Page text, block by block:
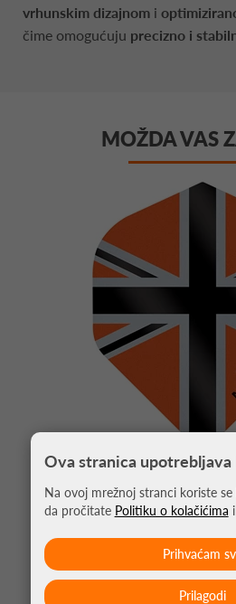
vrhunskim dizajnom i
čime omogućuju precizno i
MOŽDA VAS
PIKADO PERA ALLIANCE
NARANČASTA NO2
1,05 €
Ova stranica upotrebljava
Na ovoj mrežnoj stranci koriste
da pročitate Politiku o kolačićima
Prilagodi
Prihvaćam